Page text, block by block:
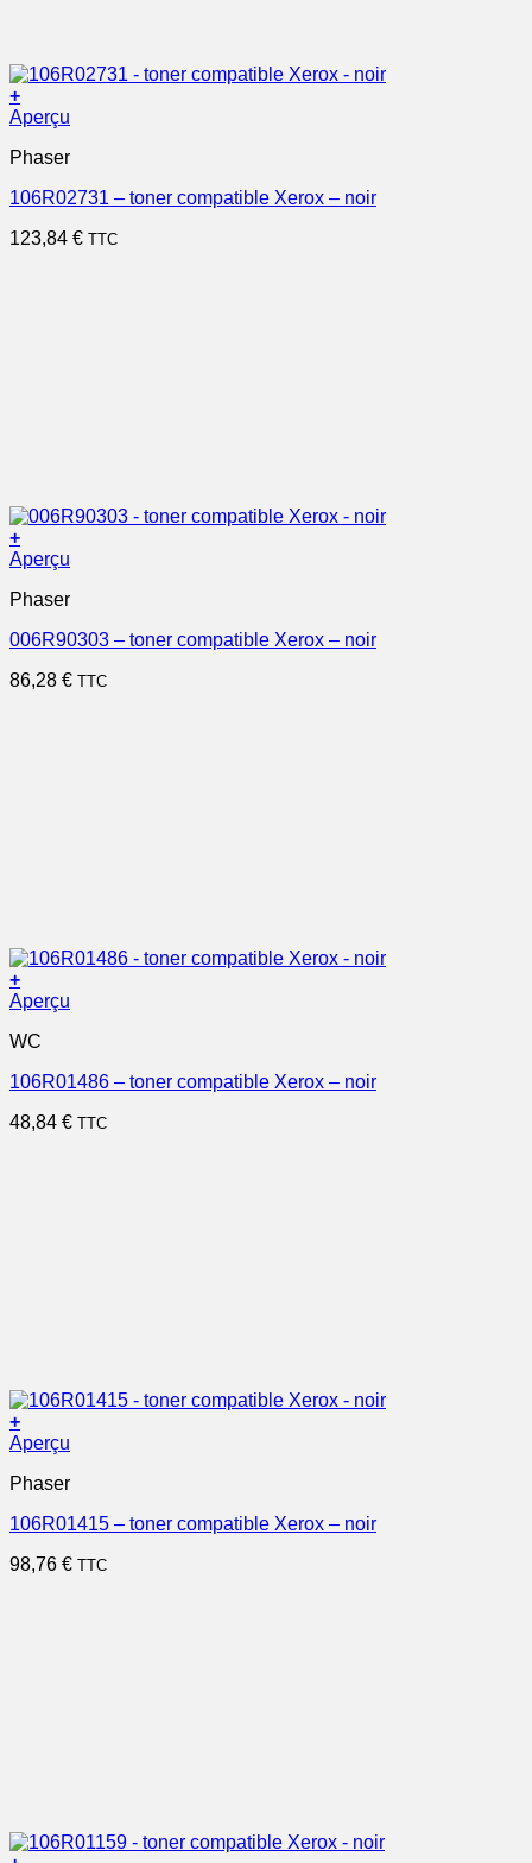
+
Aperçu
Phaser
106R02731 – toner compatible Xerox – noir
123,84 € TTC
+
Aperçu
Phaser
006R90303 – toner compatible Xerox – noir
86,28 € TTC
+
Aperçu
WC
106R01486 – toner compatible Xerox – noir
48,84 € TTC
+
Aperçu
Phaser
106R01415 – toner compatible Xerox – noir
98,76 € TTC